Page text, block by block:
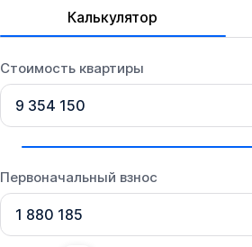
Калькулятор
Стоимость квартиры
Первоначальный взнос